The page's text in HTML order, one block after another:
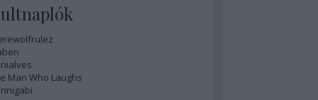
Man Who Laughs